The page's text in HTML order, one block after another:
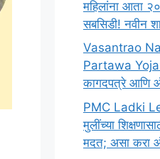
महिलांना आता
सबसिडी! नवीन
Vasantrao
Partawa
कागदपत्रे आणि
PMC Ladki
मुलींच्या
मदत; असा करा